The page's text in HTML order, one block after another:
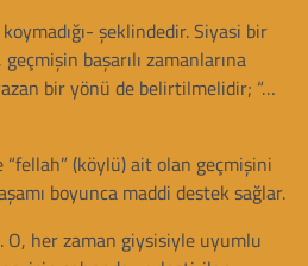
şeklindedir. Siyasi bir
başarılı zamanlarına
bir yönü de belirtilmelidir; “…
“fellah” (köylü) ait olan geçmişini
boyunca maddi destek sağlar.
O, her zaman giysisiyle uyumlu